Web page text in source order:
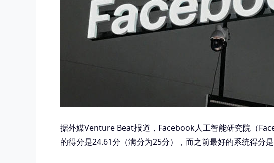
据外媒Venture Beat报道，Facebook人工智能研究院（
的得分是24.61分（满分为25分），而之前最好的系统得分是